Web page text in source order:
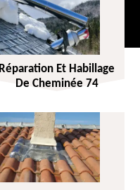
Réparation Et Habillage
De Cheminée 74